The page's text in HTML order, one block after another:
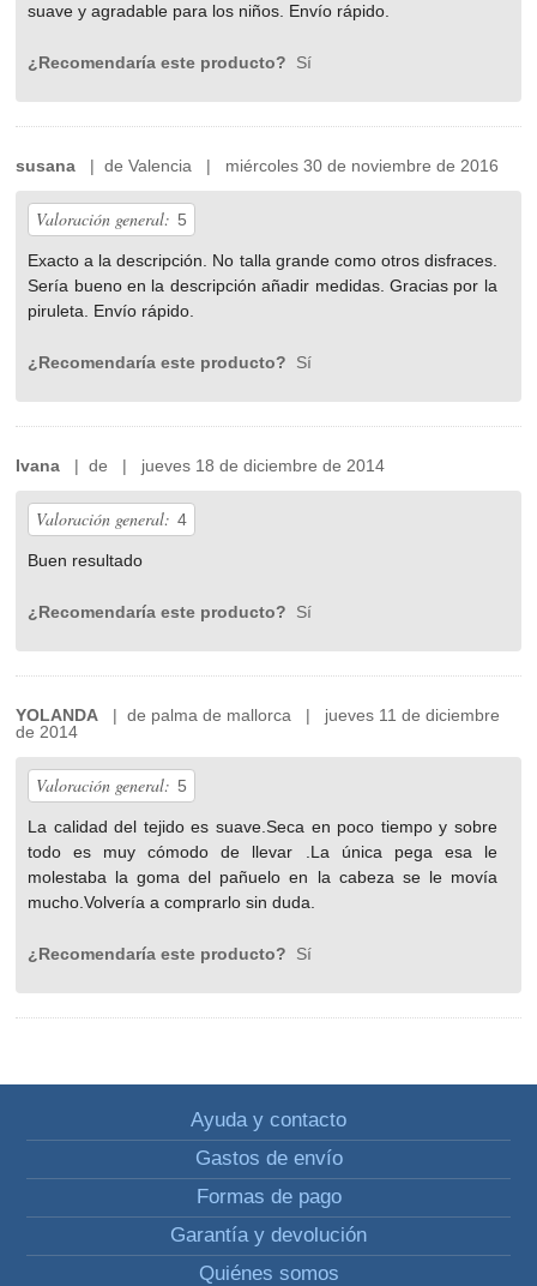
suave y agradable para los niños. Envío rápido.
¿Recomendaría este producto? Sí
susana | de Valencia | miércoles 30 de noviembre de 2016
Valoración general: 5
Exacto a la descripción. No talla grande como otros disfraces.
Sería bueno en la descripción añadir medidas. Gracias por la
piruleta. Envío rápido.
¿Recomendaría este producto? Sí
Ivana | de | jueves 18 de diciembre de 2014
Valoración general: 4
Buen resultado
¿Recomendaría este producto? Sí
YOLANDA | de palma de mallorca | jueves 11 de diciembre
de 2014
Valoración general: 5
La calidad del tejido es suave.Seca en poco tiempo y sobre
todo es muy cómodo de llevar .La única pega esa le
molestaba la goma del pañuelo en la cabeza se le movía
mucho.Volvería a comprarlo sin duda.
¿Recomendaría este producto? Sí
Ayuda y contacto
Gastos de envío
Formas de pago
Garantía y devolución
Quiénes somos